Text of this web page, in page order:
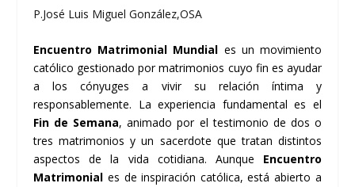
P.José Luis Miguel González,OSA
Encuentro Matrimonial Mundial es un movimiento
católico gestionado por matrimonios cuyo fin es ayudar
a los cónyuges a vivir su relación íntima y
responsablemente. La experiencia fundamental es el
Fin de Semana, animado por el testimonio de dos o
tres matrimonios y un sacerdote que tratan distintos
aspectos de la vida cotidiana. Aunque Encuentro
Matrimonial es de inspiración católica, está abierto a